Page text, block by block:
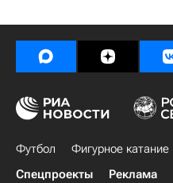
Футбол Фигурное катание
Спецпроекты
Реклама